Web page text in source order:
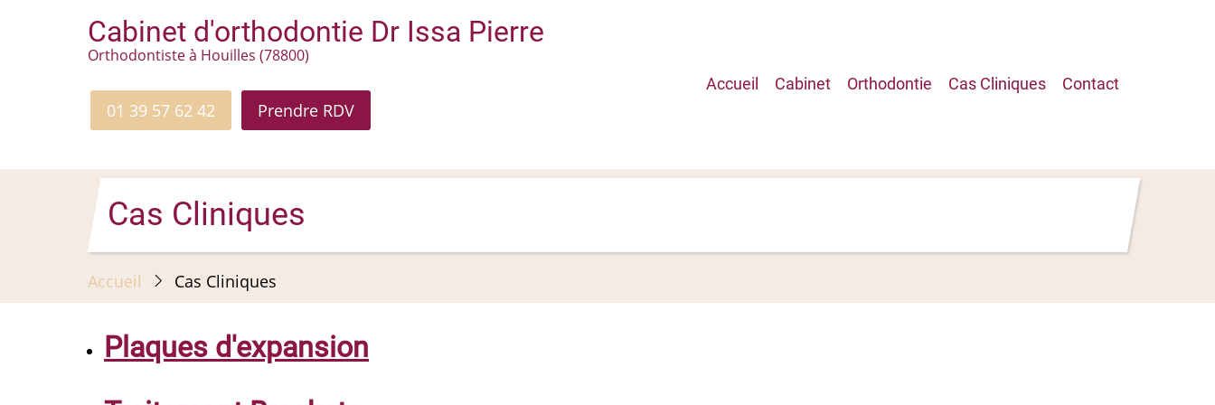
Cabinet d'orthodontie Dr Issa Pierre
Orthodontiste à Houilles (78800)
01 39 57 62 42 Prendre RDV
Main
Accueil Cabinet Orthodontie Cas Cliniques Contact
Cas Cliniques
Accueil Cas Cliniques
Plaques d'expansion